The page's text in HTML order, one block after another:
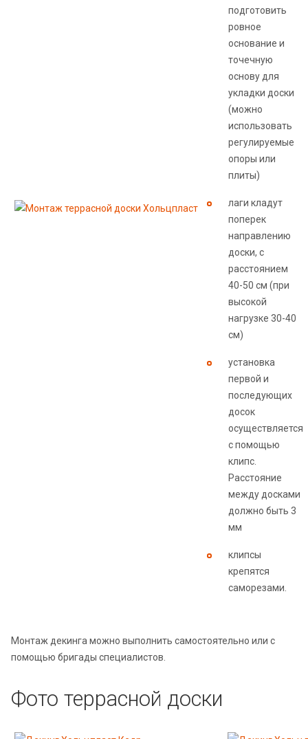
подготовить
ровное
основание и
точечную
основу для
укладки доски
(можно
использовать
регулируемые
опоры или
плиты)
лаги кладут
поперек
направлению
доски, с
расстоянием
40-50 см (при
высокой
нагрузке 30-40
см)
установка
первой и
последующих
досок
осуществляется
с помощью
клипс.
Расстояние
между досками
должно быть 3
мм
клипсы
крепятся
саморезами.
Монтаж декинга можно выполнить самостоятельно или с
помощью бригады специалистов.
Фото террасной доски